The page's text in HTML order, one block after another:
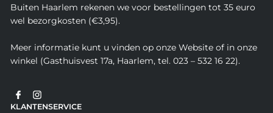
Buiten Haarlem rekenen we voor bestellingen tot 35 euro
wel bezorgkosten (€3,95).
Meer informatie kunt u vinden op onze Website of in onze
winkel (Gasthuisvest 17a, Haarlem, tel. 023 – 532 16 22).
KLANTENSERVICE